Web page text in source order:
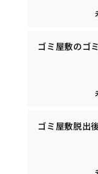
ゴミ屋敷のゴ
ゴミ屋敷脱出